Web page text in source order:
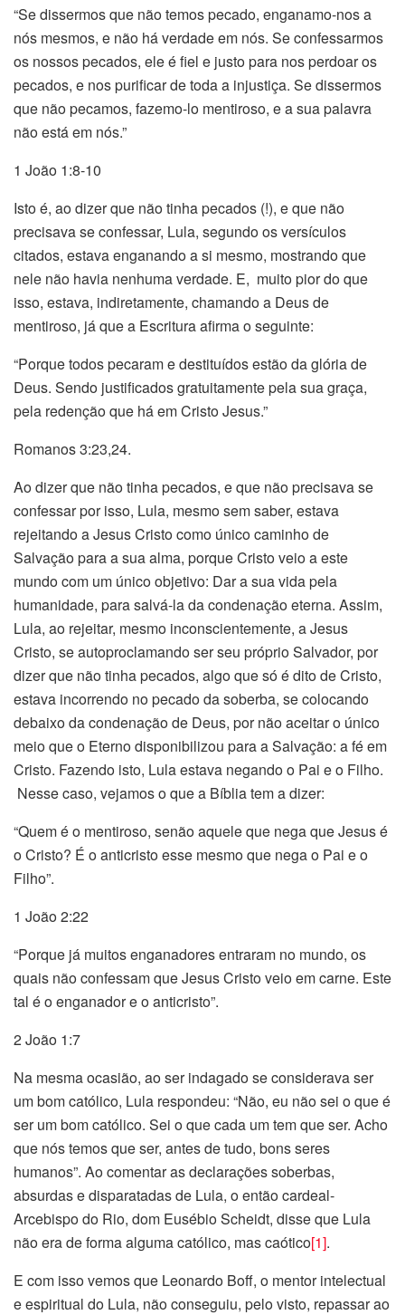
“Se dissermos que não temos pecado, enganamo-nos a
nós mesmos, e não há verdade em nós. Se confessarmos
os nossos pecados, ele é fiel e justo para nos perdoar os
pecados, e nos purificar de toda a injustiça. Se dissermos
que não pecamos, fazemo-lo mentiroso, e a sua palavra
não está em nós.”
1 João 1:8-10
Isto é, ao dizer que não tinha pecados (!), e que não
precisava se confessar, Lula, segundo os versículos
citados, estava enganando a si mesmo, mostrando que
nele não havia nenhuma verdade. E, muito pior do que
isso, estava, indiretamente, chamando a Deus de
mentiroso, já que a Escritura afirma o seguinte:
“Porque todos pecaram e destituídos estão da glória de
Deus. Sendo justificados gratuitamente pela sua graça,
pela redenção que há em Cristo Jesus.”
Romanos 3:23,24.
Ao dizer que não tinha pecados, e que não precisava se
confessar por isso, Lula, mesmo sem saber, estava
rejeitando a Jesus Cristo como único caminho de
Salvação para a sua alma, porque Cristo veio a este
mundo com um único objetivo: Dar a sua vida pela
humanidade, para salvá-la da condenação eterna. Assim,
Lula, ao rejeitar, mesmo inconscientemente, a Jesus
Cristo, se autoproclamando ser seu próprio Salvador, por
dizer que não tinha pecados, algo que só é dito de Cristo,
estava incorrendo no pecado da soberba, se colocando
debaixo da condenação de Deus, por não aceitar o único
meio que o Eterno disponibilizou para a Salvação: a fé em
Cristo. Fazendo isto, Lula estava negando o Pai e o Filho.
Nesse caso, vejamos o que a Bíblia tem a dizer:
“Quem é o mentiroso, senão aquele que nega que Jesus é
o Cristo? É o anticristo esse mesmo que nega o Pai e o
Filho”.
1 João 2:22
“Porque já muitos enganadores entraram no mundo, os
quais não confessam que Jesus Cristo veio em carne. Este
tal é o enganador e o anticristo”.
2 João 1:7
Na mesma ocasião, ao ser indagado se considerava ser
um bom católico, Lula respondeu: “Não, eu não sei o que é
ser um bom católico. Sei o que cada um tem que ser. Acho
que nós temos que ser, antes de tudo, bons seres
humanos”. Ao comentar as declarações soberbas,
absurdas e disparatadas de Lula, o então cardeal-
Arcebispo do Rio, dom Eusébio Scheidt, disse que Lula
não era de forma alguma católico, mas caótico[1].
E com isso vemos que Leonardo Boff, o mentor intelectual
e espiritual do Lula, não conseguiu, pelo visto, repassar ao